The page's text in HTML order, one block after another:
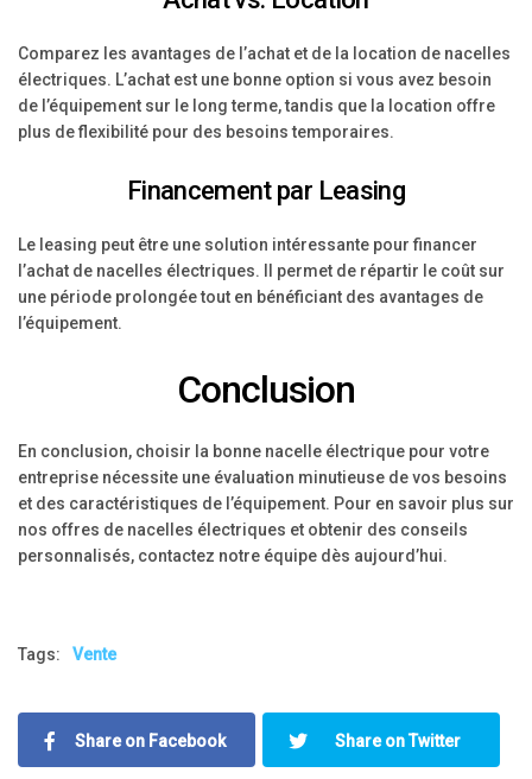
Comparez les avantages de l’achat et de la location de nacelles
électriques. L’achat est une bonne option si vous avez besoin
de l’équipement sur le long terme, tandis que la location offre
plus de flexibilité pour des besoins temporaires.
Financement par Leasing
Le leasing peut être une solution intéressante pour financer
l’achat de nacelles électriques. Il permet de répartir le coût sur
une période prolongée tout en bénéficiant des avantages de
l’équipement.
Conclusion
En conclusion, choisir la bonne nacelle électrique pour votre
entreprise nécessite une évaluation minutieuse de vos besoins
et des caractéristiques de l’équipement. Pour en savoir plus sur
nos offres de nacelles électriques et obtenir des conseils
personnalisés, contactez notre équipe dès aujourd’hui.
Tags: Vente
Share on Facebook Share on Twitter